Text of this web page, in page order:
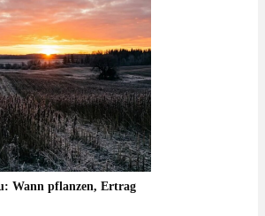
Wann pflanzen, Ertrag